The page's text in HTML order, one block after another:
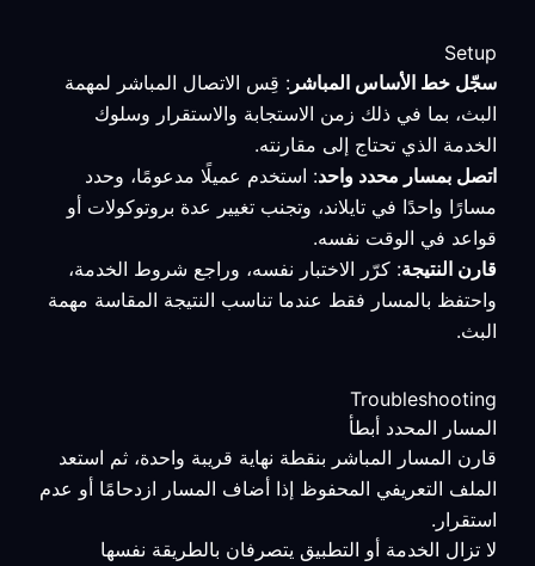
Setup
سجّل خط الأساس المباشر : قِس الاتصال المباشر لمهمة
البث، بما في ذلك زمن الاستجابة والاستقرار وسلوك
الخدمة الذي تحتاج إلى مقارنته.
اتصل بمسار محدد واحد: استخدم عميلًا مدعومًا، وحدد
مسارًا واحدًا في تايلاند، وتجنب تغيير عدة بروتوكولات أو
قواعد في الوقت نفسه.
قارن النتيجة: كرّر الاختبار نفسه، وراجع شروط الخدمة،
واحتفظ بالمسار فقط عندما تناسب النتيجة المقاسة مهمة
البث.
Troubleshooting
المسار المحدد أبطأ
قارن المسار المباشر بنقطة نهاية قريبة واحدة، ثم استعد
الملف التعريفي المحفوظ إذا أضاف المسار ازدحامًا أو عدم
استقرار.
لا تزال الخدمة أو التطبيق يتصرفان بالطريقة نفسها